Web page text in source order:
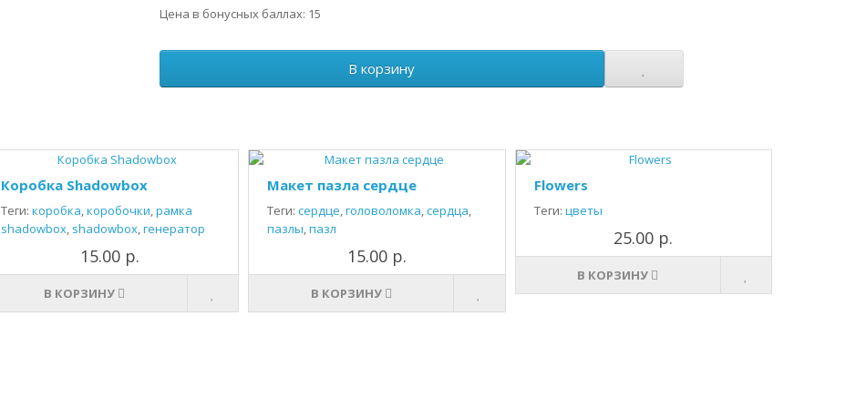
Цена в бонусных баллах: 15
В корзину
Коробка Shadowbox
Теги: коробка,коробочки,рамка
shadowbox, shadowbox,генератор
15.00 р.
В КОРЗИНУ
Макет пазла сердце
Теги: сердце,головоломка,сердца,
пазлы,пазл
15.00 р.
В КОРЗИНУ
Flowers
Теги: цветы
25.00 р.
В КОРЗИНУ